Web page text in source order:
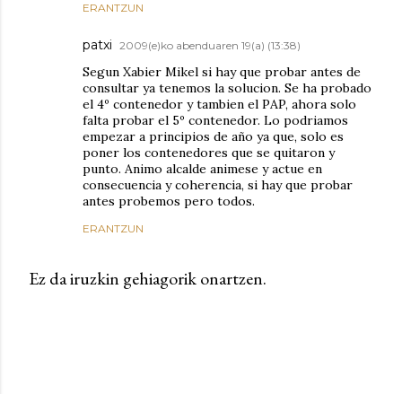
ERANTZUN
patxi 2009(e)ko abenduaren 19(a) (13:38)
Segun Xabier Mikel si hay que probar antes de
consultar ya tenemos la solucion. Se ha probado
el 4º contenedor y tambien el PAP, ahora solo
falta probar el 5º contenedor. Lo podriamos
empezar a principios de año ya que, solo es
poner los contenedores que se quitaron y
punto. Animo alcalde animese y actue en
consecuencia y coherencia, si hay que probar
antes probemos pero todos.
ERANTZUN
Ez da iruzkin gehiagorik onartzen.